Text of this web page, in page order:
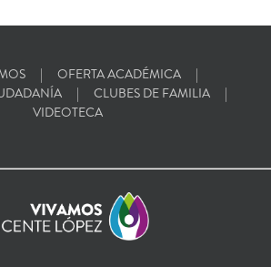
OFERTA ACADÉMICA
CLUBES DE FAMILIA
VIDEOTECA